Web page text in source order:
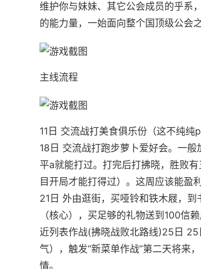
维护你与妹妹、其它公会成员的乎系
的能力量，一始面向整个国顶级公会
主线流程
11日 交流战打美食俱乐份（这不纯
18日 交流战打跑步萝卜爱好会。一
平a就能打过。打完后打拂晓，胜败
目开局才能打得过）。这周应该能盈
21日 外由逛街，买哑铃和铁木屐，
（核心），买足够的礼物送到100信
近列表作战(拂晓战败北路线)25日
气），触发“新菜单作战”第二天将来
情。